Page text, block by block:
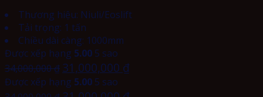
Thương hiệu: Niuli/Eoslift
Tải trọng: 1 tấn
Chiều dài càng: 1000mm
Được xếp hạng 5.00 5 sao
34,000,000₫ 31,000,000 ₫
Được xếp hạng 5.00 5 sao